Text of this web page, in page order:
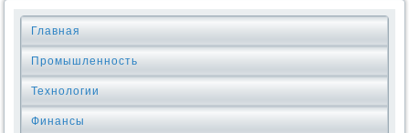
Главная
Промышленность
Технологии
Финансы